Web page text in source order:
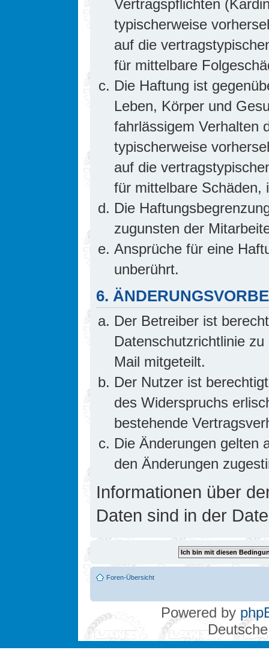
Vertragspflichten
typischerweise
auf die
für mittelbare
Die Haftung ist
Leben, Körper und
fahrlässigem Verhalten
typischerweise
auf die
für mittelbare Schäden,
Die
zugunsten der
Ansprüche für eine
unberührt.
6.
Der Betreiber ist
Datenschutzrichtlinie
Mail mitgeteilt.
Der Nutzer ist
des Widerspruchs
bestehende
Die Änderungen gelten
den Änderungen
Informationen über
Daten sind in der
Foren-Übersicht
Powered by